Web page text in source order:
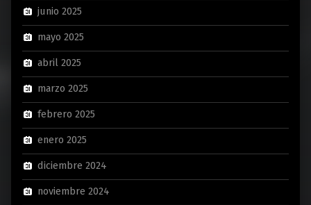
junio 2025
mayo 2025
abril 2025
marzo 2025
febrero 2025
enero 2025
diciembre 2024
noviembre 2024